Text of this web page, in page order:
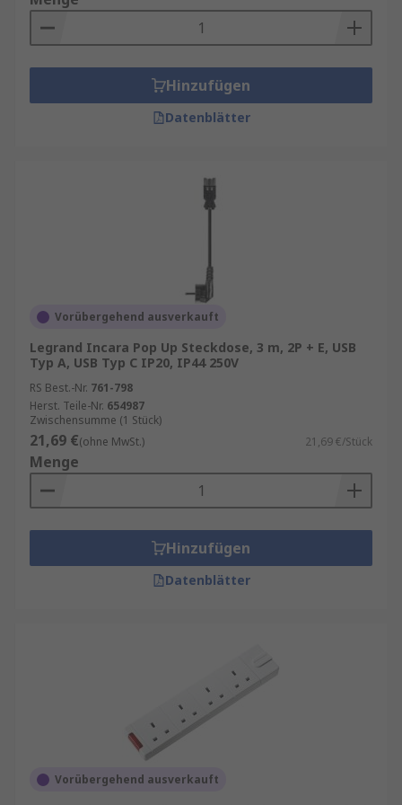
und Kabeltrommeln mit unseren
Solutions.
Verlängerungskabel
mehreren Buchsen an einem Ende und einem
Stecker am anderen Ende. Elektrische
Kabel. Sie verlängern effektiv die Länge des
Netzkabels. Verlängerungskabel können
mehrere Buchsen bieten und können mehrere
Geräte von nur einer Steckdose aus mit Strom
versorgen.
Einfache Verlängerungskabel: haben nur eine
Buchse und werden häufig verwendet, um einen
Teil des Raums mit Strom zu versorgen, in dem es
keine Steckdose gibt. Sie dürfen nicht in Reihe
mit anderen Steckdosenleisten oder Mehrfach-
Steckerdosenleisten
werden, um mehrere Geräte mit Strom zu
versorgen und die Anzahl der Stecker zu
erhöhen, die an eine Netzsteckdose
angeschlossen werden können.
Kabeltrommel
Hinzufügen
Datenblätter
Vorübergehend ausverkauft
Legrand Incara Pop Up Steckdose, 3 m, 2P + E, USB
Typ A, USB Typ C IP20, IP44 250V
RS Best.-Nr. 761-798
Herst. Teile-Nr. 654987
Zwischensumme (1 Stück)
21,69 €(ohne MwSt.) 21,69 €/Stück
Menge
Hinzufügen
Datenblätter
Vorübergehend ausverkauft